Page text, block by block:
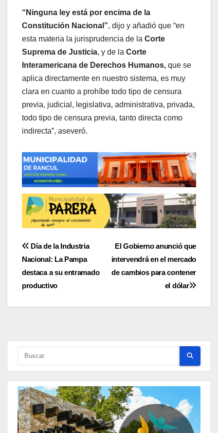
“Ninguna ley está por encima de la
Constitución Nacional”, dijo y añadió que “en
esta materia la jurisprudencia de la Corte
Suprema de Justicia, y de la Corte
Interamericana de Derechos Humanos, que se
aplica directamente en nuestro sistema, es muy
clara en cuanto a prohíbe todo tipo de censura
previa, judicial, legislativa, administrativa, privada,
todo tipo de censura previa, tanto directa como
indirecta”, aseveró.
Navegación
de
entradas
El Gobierno anunció que
intervendrá en el mercado
de cambios para contener
el dólar
Día de la Industria
Nacional: La Pampa
destaca a su entramado
productivo